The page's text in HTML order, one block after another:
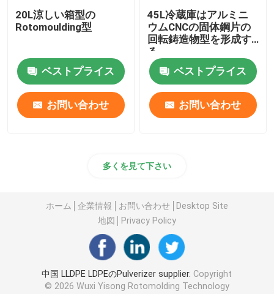
Rotoはプロダクトを形成した
防水旅行袋
20L涼しい箱型の
Rotomoulding型
ベストプライス
お問い合わせ
45L冷蔵庫はアルミニ
ウムCNCの固体鋼片の
回転鋳造物型を形成す
る
ベストプライス
お問い合わせ
多くを見て下さい
ホーム 企業情報 お問い合わせ
Desktop Site
地図
Privacy Policy
中国 LLDPE LDPEのPulverizer supplier. Copyright
© 2026 Wuxi Yisong Rotomolding Technology